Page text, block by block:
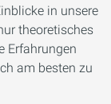
in unsere
theoretisches
Erfahrungen
am besten zu